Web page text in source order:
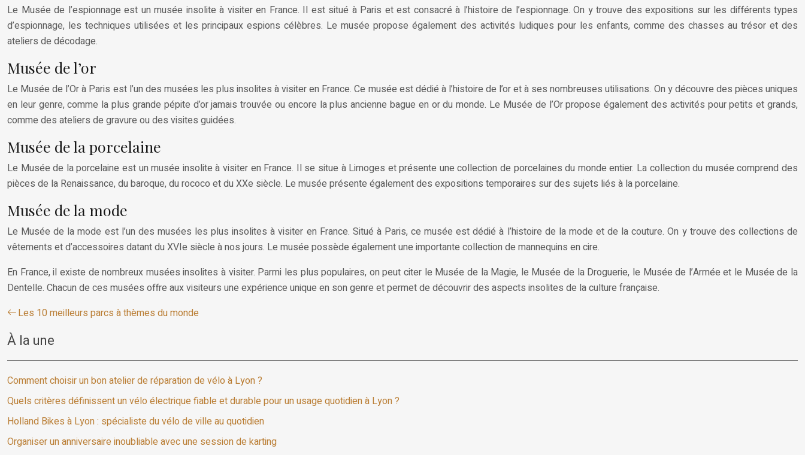
Le Musée de l’espionnage est un musée insolite à visiter en France. Il est situé à Paris et est consacré à l’histoire de l’espionnage. On y trouve des expositions sur les différents types
d’espionnage, les techniques utilisées et les principaux espions célèbres. Le musée propose également des activités ludiques pour les enfants, comme des chasses au trésor et des
ateliers de décodage.
Musée de l’or
Le Musée de l’Or à Paris est l’un des musées les plus insolites à visiter en France. Ce musée est dédié à l’histoire de l’or et à ses nombreuses utilisations. On y découvre des pièces uniques
en leur genre, comme la plus grande pépite d’or jamais trouvée ou encore la plus ancienne bague en or du monde. Le Musée de l’Or propose également des activités pour petits et grands,
comme des ateliers de gravure ou des visites guidées.
Musée de la porcelaine
Le Musée de la porcelaine est un musée insolite à visiter en France. Il se situe à Limoges et présente une collection de porcelaines du monde entier. La collection du musée comprend des
pièces de la Renaissance, du baroque, du rococo et du XXe siècle. Le musée présente également des expositions temporaires sur des sujets liés à la porcelaine.
Musée de la mode
Le Musée de la mode est l’un des musées les plus insolites à visiter en France. Situé à Paris, ce musée est dédié à l’histoire de la mode et de la couture. On y trouve des collections de
vêtements et d’accessoires datant du XVIe siècle à nos jours. Le musée possède également une importante collection de mannequins en cire.
En France, il existe de nombreux musées insolites à visiter. Parmi les plus populaires, on peut citer le Musée de la Magie, le Musée de la Droguerie, le Musée de l’Armée et le Musée de la
Dentelle. Chacun de ces musées offre aux visiteurs une expérience unique en son genre et permet de découvrir des aspects insolites de la culture française.
Les 10 meilleurs parcs à thèmes du monde
À la une
Comment choisir un bon atelier de réparation de vélo à Lyon ?
Quels critères définissent un vélo électrique fiable et durable pour un usage quotidien à Lyon ?
Holland Bikes à Lyon : spécialiste du vélo de ville au quotidien
Organiser un anniversaire inoubliable avec une session de karting